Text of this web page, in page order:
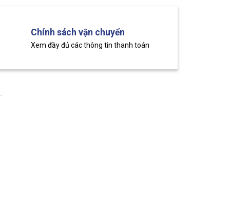
Chính sách vận chuyển
Xem đầy đủ các thông tin thanh toán